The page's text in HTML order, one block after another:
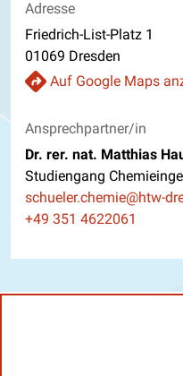
Adresse
Friedrich-List-Platz 1
01069 Dresden
Auf Google Maps
Ansprechpartner/in
Dr. rer. nat. Matthias
Studiengang
E-Mail
schueler.chemie@htw-
Telefon
+49 351 4622061